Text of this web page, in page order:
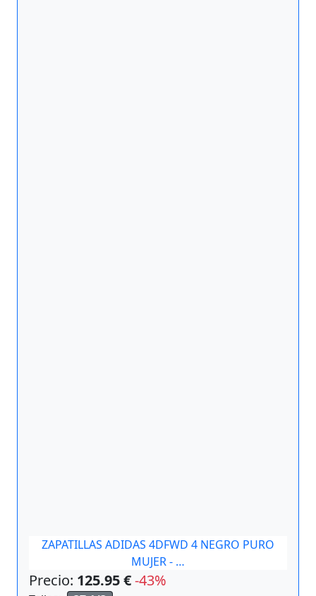
ZAPATILLAS ADIDAS 4DFWD 4 NEGRO PURO
MUJER - …
Precio: 125.95 €-43%